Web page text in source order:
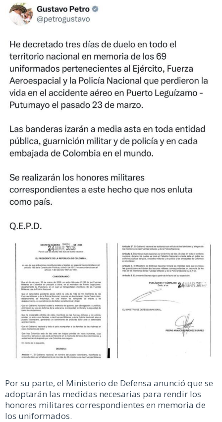
Por su parte, el Ministerio de Defensa anunció que se
adoptarán las medidas necesarias para rendir los
honores militares correspondientes en memoria de
los uniformados.